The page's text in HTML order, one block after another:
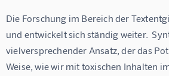
Die Forschung im Bereich der
und entwickelt sich ständig weiter.
vielversprechender Ansatz, der das
Weise, wie wir mit toxischen Inhalten